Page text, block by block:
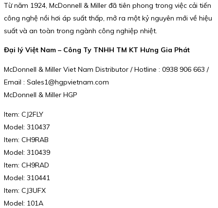
Từ năm 1924, McDonnell & Miller đã tiên phong trong việc cải tiến
công nghệ nồi hơi áp suất thấp, mở ra một kỷ nguyên mới về hiệu
suất và an toàn trong ngành công nghiệp nhiệt.
Đại lý Việt Nam – Công Ty TNHH TM KT Hưng Gia Phát
McDonnell & Miller Viet Nam Distributor / Hotline : 0938 906 663 /
Email : Sales1@hgpvietnam.com
McDonnell & Miller HGP
Item: CJ2FLY
Model: 310437
Item: CH9RAB
Model: 310439
Item: CH9RAD
Model: 310441
Item: CJ3UFX
Model: 101A